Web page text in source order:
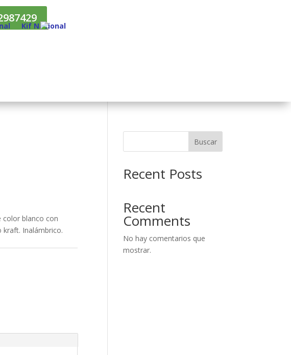
Kif Nacional
color blanco con
kraft. Inalámbrico.
Buscar
Recent Posts
Recent
Comments
No hay comentarios que
mostrar.